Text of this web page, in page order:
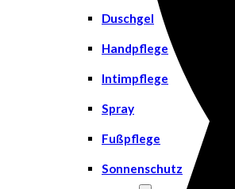
Duschgel
Handpflege
Intimpflege
Spray
Fußpflege
Sonnenschutz